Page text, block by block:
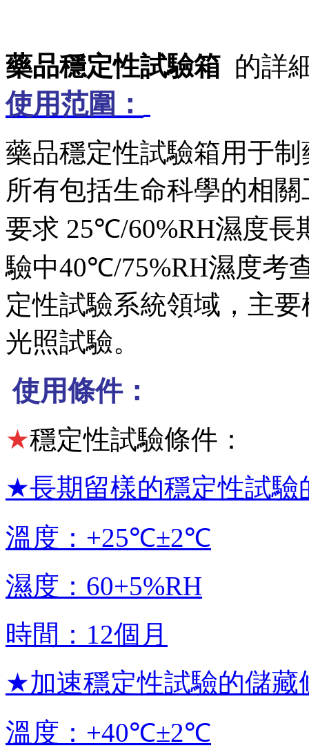
藥品穩定性試驗箱 的詳
使用范圍：
藥品穩定性試驗箱用于
所有包括生命科學的相
要求 25℃/60%RH濕度長
驗中40℃/75%RH濕度考
定性試驗系統領域，主
光照試驗。
使用條件：
★穩定性試驗條件：
★長期留樣的穩定性試驗
溫度： +25℃±2℃
濕度： 60+5%RH
時間： 12個月
★加速穩定性試驗的儲藏
溫度： +40℃±2℃